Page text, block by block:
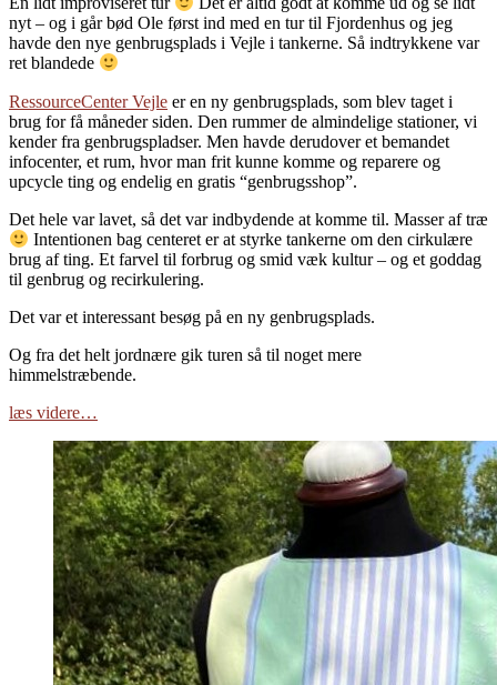
nyt – og i går bød Ole først ind med en tur til Fjordenhus og jeg
havde den nye genbrugsplads i Vejle i tankerne. Så indtrykkene var
ret blandede
RessourceCenter Vejle er en ny genbrugsplads, som blev taget i
brug for få måneder siden. Den rummer de almindelige stationer, vi
kender fra genbrugspladser. Men havde derudover et bemandet
infocenter, et rum, hvor man frit kunne komme og reparere og
upcycle ting og endelig en gratis “genbrugsshop”.
Det hele var lavet, så det var indbydende at komme til. Masser af træ
Intentionen bag centeret er at styrke tankerne om den cirkulære
brug af ting. Et farvel til forbrug og smid væk kultur – og et goddag
til genbrug og recirkulering.
Det var et interessant besøg på en ny genbrugsplads.
Og fra det helt jordnære gik turen så til noget mere
himmelstræbende.
læs videre…